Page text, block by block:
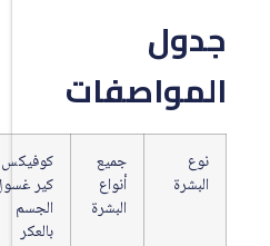
جدول
المواصفات
البشرة
جميع
أنواع
البشرة
كوفيكس
كير غسول
الجسم
بالعكر